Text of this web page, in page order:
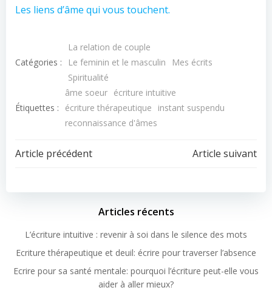
Les liens d’âme qui vous touchent.
Catégories :
La relation de couple
Le feminin et le masculin
Mes écrits
Spiritualité
Étiquettes :
âme soeur écriture intuitive
écriture thérapeutique
instant suspendu
reconnaissance d'âmes
Article précédent Article suivant
Articles récents
L’écriture intuitive : revenir à soi dans le silence des mots
Ecriture thérapeutique et deuil: écrire pour traverser l’absence
Ecrire pour sa santé mentale: pourquoi l’écriture peut-elle vous
aider à aller mieux?